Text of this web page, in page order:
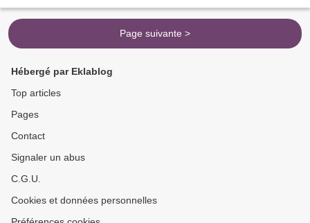
Page suivante >
Hébergé par Eklablog
Top articles
Pages
Contact
Signaler un abus
C.G.U.
Cookies et données personnelles